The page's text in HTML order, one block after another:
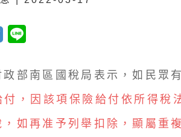
南區國稅局表示，如民眾有
付，因該項保險給付依所得稅
，如再准予列舉扣除，顯屬重複